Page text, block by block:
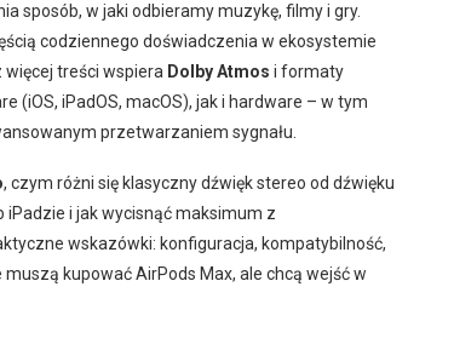
sposób, w jaki odbieramy muzykę, filmy i gry.
codziennego doświadczenia w ekosystemie
więcej treści wspiera Dolby Atmos i formaty
(iOS, iPadOS, macOS), jak i hardware – w tym
przetwarzaniem sygnału.
, czym różni się klasyczny dźwięk stereo od dźwięku
iPadzie i jak wycisnąć maksimum z
wskazówki: konfiguracja, kompatybilność,
kupować AirPods Max, ale chcą wejść w